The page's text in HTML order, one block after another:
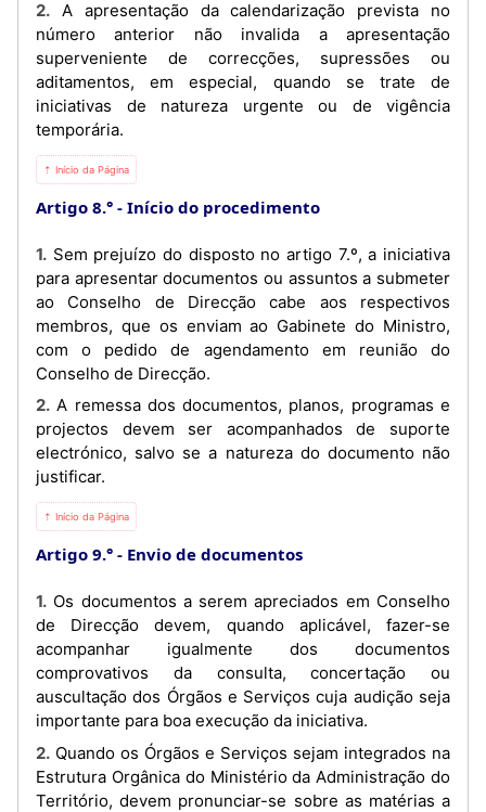
2. A apresentação da calendarização prevista no
número anterior não invalida a apresentação
superveniente de correcções, supressões ou
aditamentos, em especial, quando se trate de
iniciativas de natureza urgente ou de vigência
temporária.
⇡ Início da Página
Artigo 8.° Início do procedimento
1. Sem prejuízo do disposto no artigo 7.º, a iniciativa
para apresentar documentos ou assuntos a submeter
ao Conselho de Direcção cabe aos respectivos
membros, que os enviam ao Gabinete do Ministro,
com o pedido de agendamento em reunião do
Conselho de Direcção.
2. A remessa dos documentos, planos, programas e
projectos devem ser acompanhados de suporte
electrónico, salvo se a natureza do documento não
justificar.
⇡ Início da Página
Artigo 9.° Envio de documentos
1. Os documentos a serem apreciados em Conselho
de Direcção devem, quando aplicável, fazer-se
acompanhar igualmente dos documentos
comprovativos da consulta, concertação ou
auscultação dos Órgãos e Serviços cuja audição seja
importante para boa execução da iniciativa.
2. Quando os Órgãos e Serviços sejam integrados na
Estrutura Orgânica do Ministério da Administração do
Território, devem pronunciar-se sobre as matérias a